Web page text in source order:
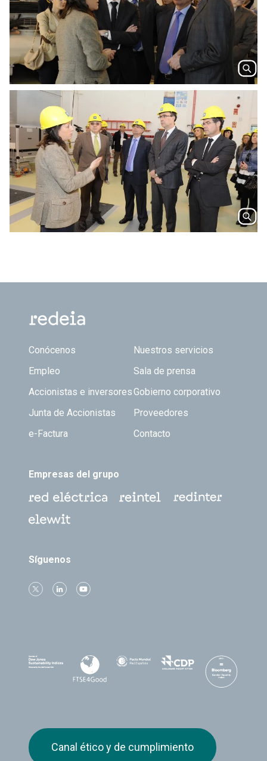
Footer TOP
Conócenos
Nuestros servicios
Empleo
Sala de prensa
Accionistas e inversoresGobierno corporativo
Junta de Accionistas
Proveedores
e-Factura
Contacto
Empresas del grupo
Síguenos
Canal ético y de cumplimiento